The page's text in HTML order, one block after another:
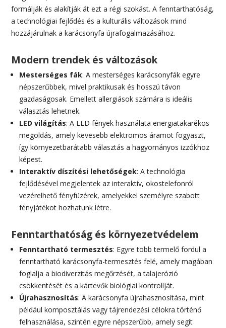
formálják és alakítják át ezt a régi szokást. A fenntarthatóság,
a technológiai fejlődés és a kulturális változások mind
hozzájárulnak a karácsonyfa újrafogalmazásához.
Modern trendek és változások
Mesterséges fák: A mesterséges karácsonyfák egyre
népszerűbbek, mivel praktikusak és hosszú távon
gazdaságosak. Emellett allergiások számára is ideális
választás lehetnek.
LED világítás: A LED fények használata energiatakarékos
megoldás, amely kevesebb elektromos áramot fogyaszt,
így környezetbarátabb választás a hagyományos izzókhoz
képest.
Interaktív díszítési lehetőségek: A technológia
fejlődésével megjelentek az interaktív, okostelefonról
vezérelhető fényfüzérek, amelyekkel személyre szabott
fényjátékot hozhatunk létre.
Fenntarthatóság és környezetvédelem
Fenntartható termesztés: Egyre több termelő fordul a
fenntartható karácsonyfa-termesztés felé, amely magában
foglalja a biodiverzitás megőrzését, a talajerózió
csökkentését és a kártevők biológiai kontrollját.
Újrahasznosítás: A karácsonyfa újrahasznosítása, mint
például komposztálás vagy tájrendezési célokra történő
felhasználása, szintén egyre népszerűbb, amely segít